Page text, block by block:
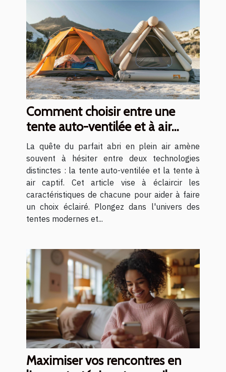
Comment choisir entre une
tente auto-ventilée et à air
captif
La quête du parfait abri en plein air amène
souvent à hésiter entre deux technologies
distinctes : la tente auto-ventilée et la tente à
air captif. Cet article vise à éclaircir les
caractéristiques de chacune pour aider à faire
un choix éclairé. Plongez dans l'univers des
tentes modernes et...
Maximiser vos rencontres en